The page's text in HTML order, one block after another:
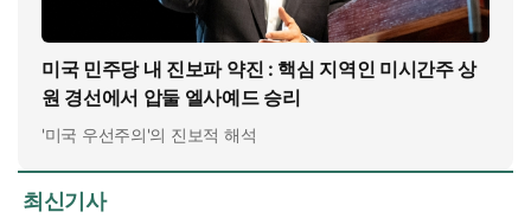
미국 민주당 내 진보파 약진 : 핵심 지역인 미시간주 상
원 경선에서 압둘 엘사예드 승리
'미국 우선주의'의 진보적 해석
최신기사